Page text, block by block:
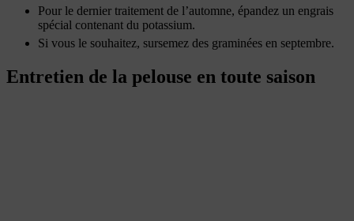
Pour le dernier traitement de l’automne, épandez un engrais
spécial contenant du potassium.
Si vous le souhaitez, sursemez des graminées en septembre.
Entretien de la pelouse en toute saison